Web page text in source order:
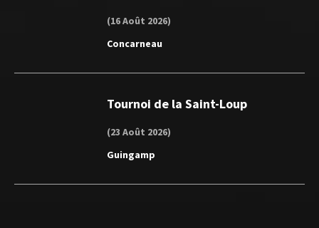
(16 Août 2026)
Concarneau
Tournoi de la Saint-Loup
(23 Août 2026)
Guingamp